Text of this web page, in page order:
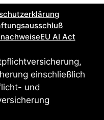
EU AI Act
einschließlich
und